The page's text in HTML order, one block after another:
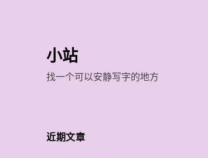
小站
找一个可以安静写字的地方
近期文章